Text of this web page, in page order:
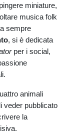
miniature,
musica folk
sempre
, si è dedicata
per i social,
animali
veder pubblicato
la